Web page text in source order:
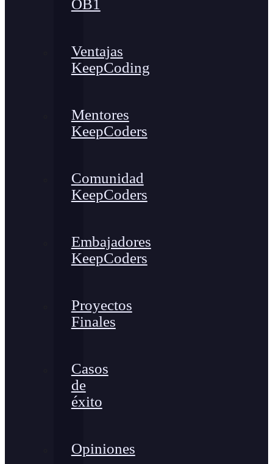
OB1
Ventajas
KeepCoding
Mentores
KeepCoders
Comunidad
KeepCoders
Embajadores
KeepCoders
Proyectos
Finales
Casos
de
éxito
Opiniones